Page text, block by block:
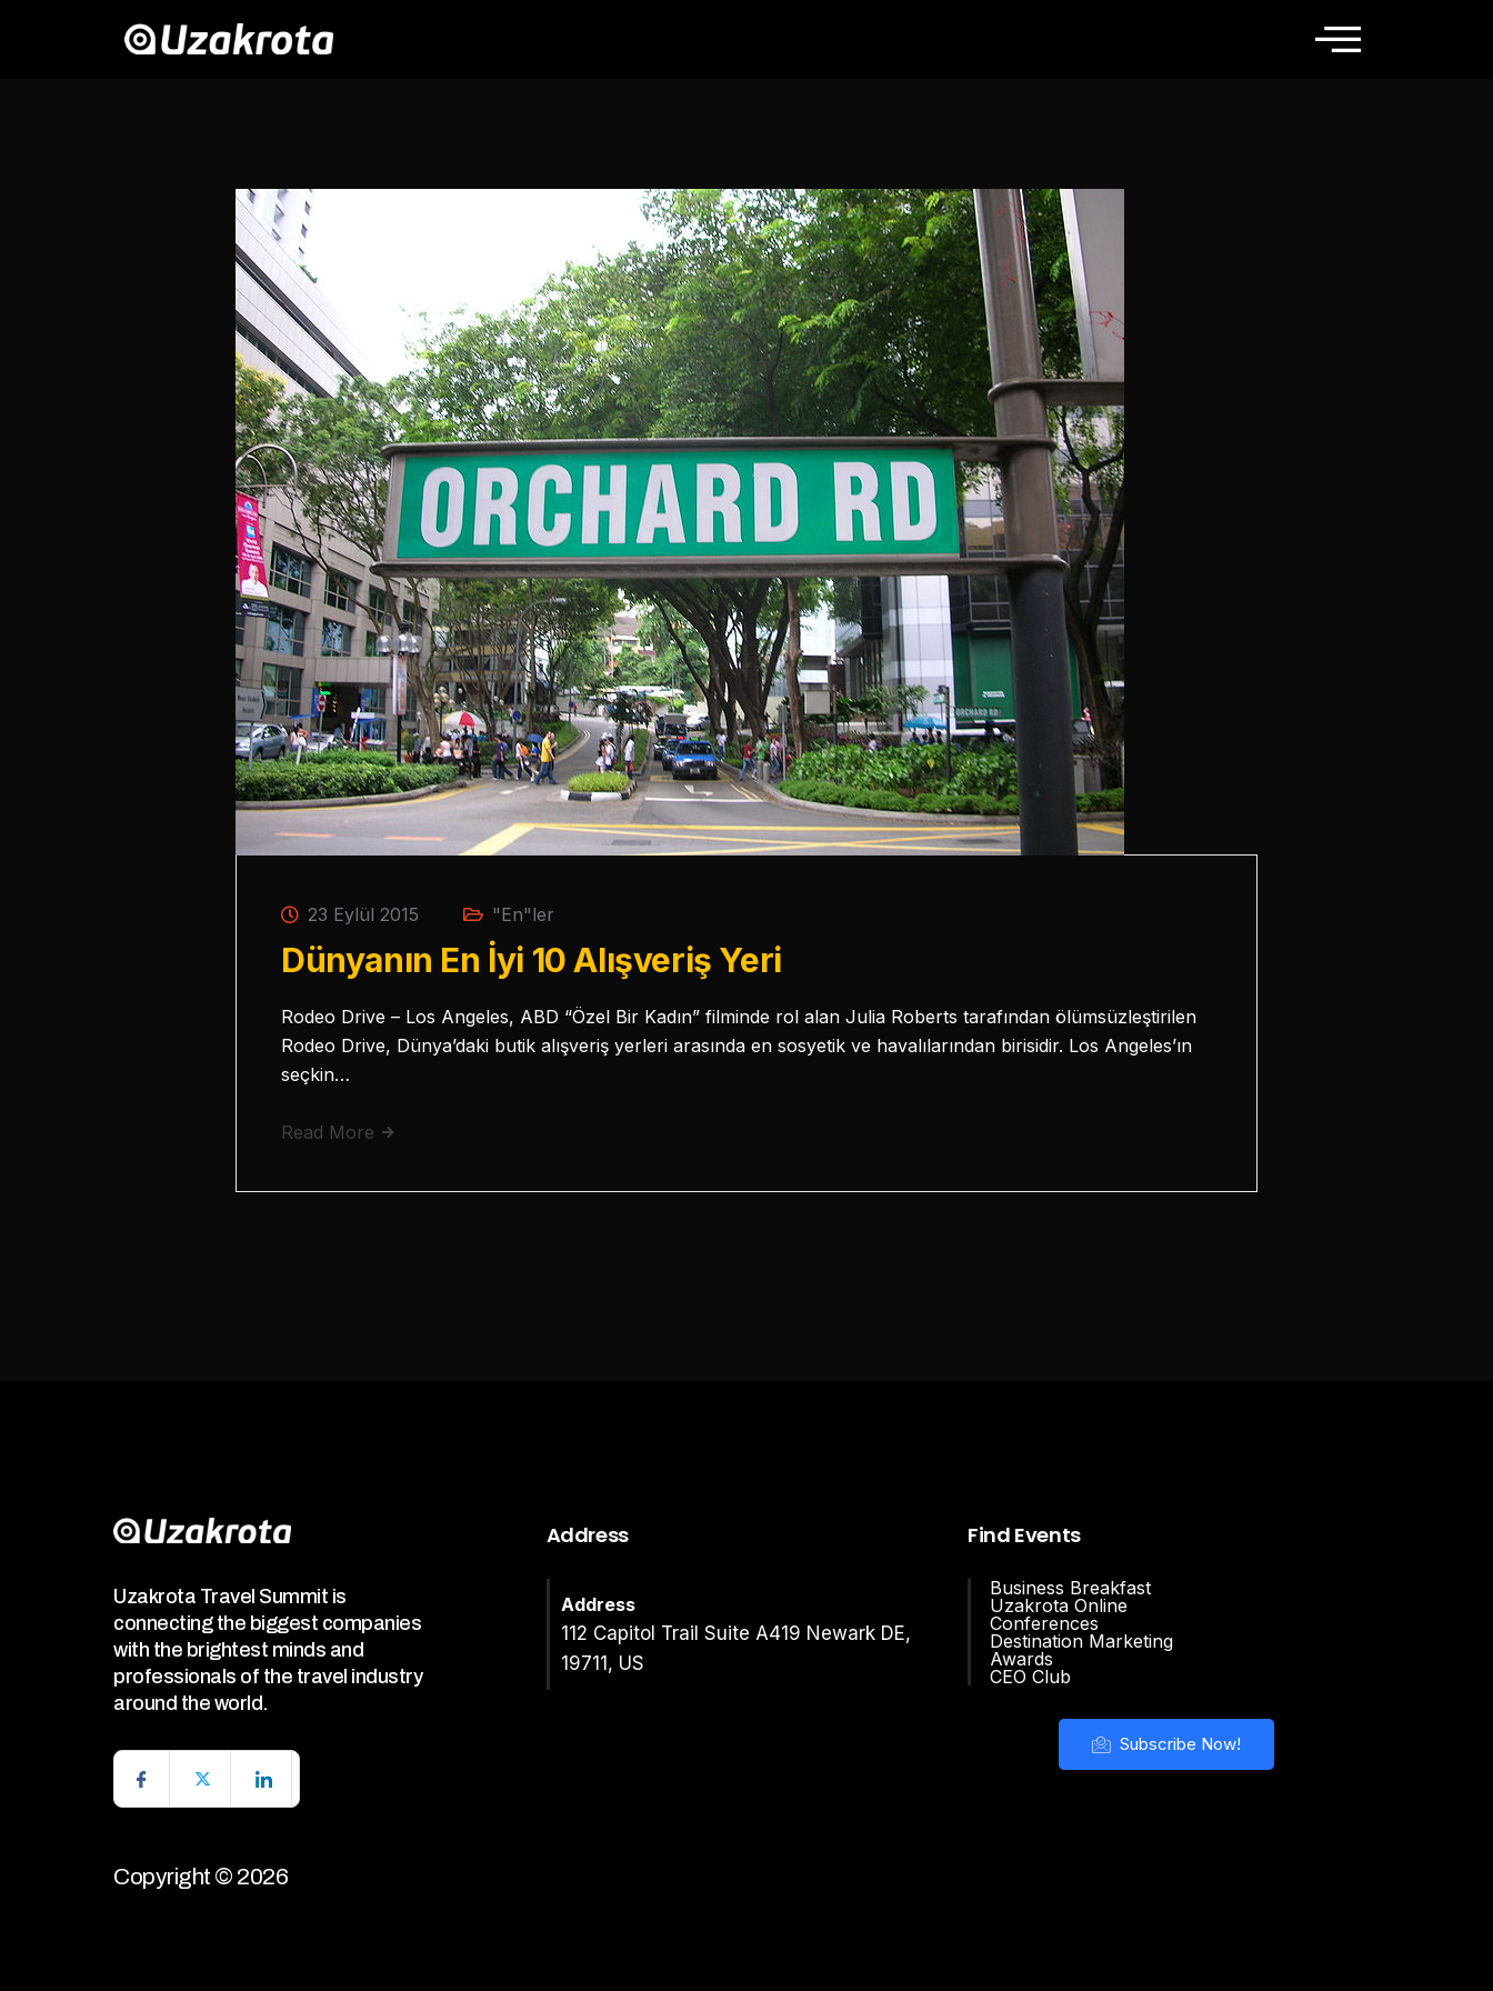
23 Eylül 2015 "En"ler
Dünyanın En İyi 10 Alışveriş Yeri
Rodeo Drive – Los Angeles, ABD “Özel Bir Kadın” filminde rol alan Julia Roberts tarafından ölümsüzleştirilen
Rodeo Drive, Dünya’daki butik alışveriş yerleri arasında en sosyetik ve havalılarından birisidir. Los Angeles’ın
seçkin…
Read More
Uzakrota Travel Summit is
connecting the biggest companies
with the brightest minds and
professionals of the travel industry
around the world.
Copyright © 2026
Address
Address
112 Capitol Trail Suite A419 Newark DE,
19711, US
Find Events
Business Breakfast
Uzakrota Online
Conferences
Destination Marketing
Awards
CEO Club
Subscribe Now!